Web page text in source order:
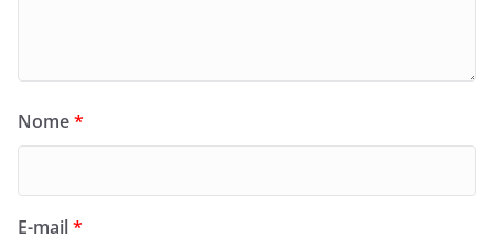
Nome*
E-mail*